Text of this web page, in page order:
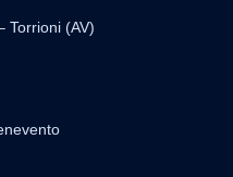
Torrioni (AV)